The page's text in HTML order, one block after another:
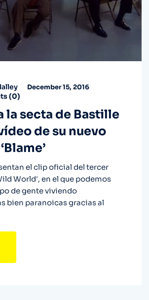
December 15, 2016
(0)
la secta de Bastille
de su nuevo
el clip oficial del tercer
World', en el que podemos
de gente viviendo
bien paranoicas gracias al